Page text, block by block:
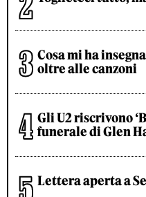
Cosa mi ha
oltre alle canzoni
Gli U2 riscrivono
funerale di Glen
Lettera aperta a